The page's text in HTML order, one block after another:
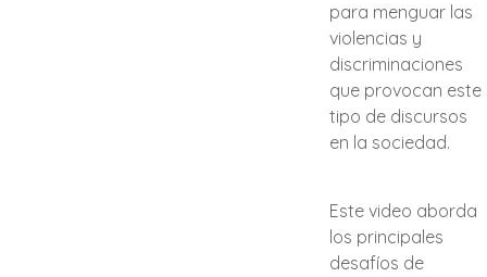
para menguar las
violencias y
discriminaciones
que provocan este
tipo de discursos
en la sociedad.
Este video aborda
los principales
desafíos de